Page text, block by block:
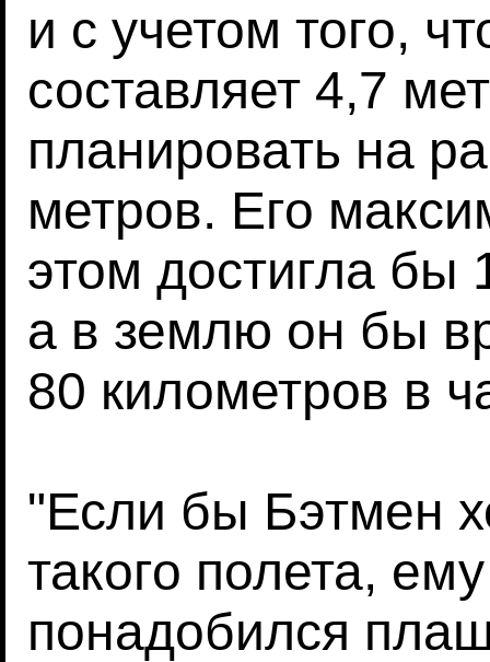
и с учетом того,
составляет 4,7
планировать на
метров. Его
этом достигла бы
а в землю он бы
80 километров в
"Если бы Бэтмен
такого полета,
понадобился